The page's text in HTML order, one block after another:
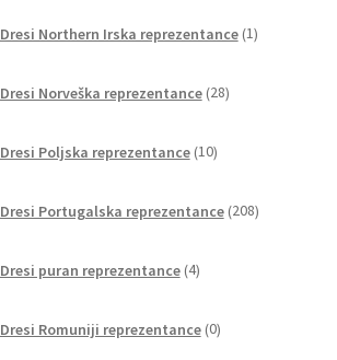
Dresi Northern Irska reprezentance 1izdelek
Dresi Norveška reprezentance 28izdelkov
Dresi Poljska reprezentance 10izdelkov
Dresi Portugalska reprezentance 208izdelkov
Dresi puran reprezentance 4izdelki
Dresi Romuniji reprezentance 0izdelkov